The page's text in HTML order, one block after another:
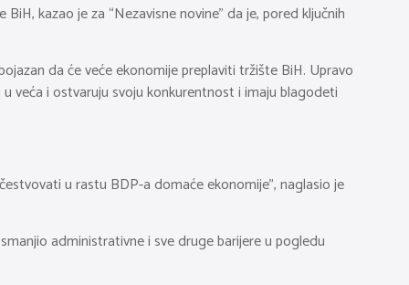
kazao je za “Nezavisne novine” da je, pored ključnih
da će veće ekonomije preplaviti tržište BiH. Upravo
veća i ostvaruju svoju konkurentnost i imaju blagodeti
u rastu BDP-a domaće ekonomije”, naglasio je
administrativne i sve druge barijere u pogledu